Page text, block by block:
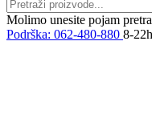
Molimo unesite pojam
Podrška: 062-480-880 8-